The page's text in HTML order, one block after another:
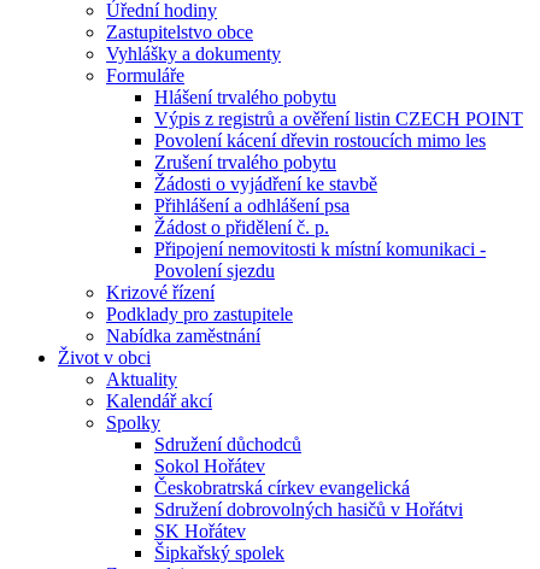
Úřední hodiny
Zastupitelstvo obce
Vyhlášky a dokumenty
Formuláře
Hlášení trvalého pobytu
Výpis z registrů a ověření listin CZECH POINT
Povolení kácení dřevin rostoucích mimo les
Zrušení trvalého pobytu
Žádosti o vyjádření ke stavbě
Přihlášení a odhlášení psa
Žádost o přidělení č. p.
Připojení nemovitosti k místní komunikaci -
Povolení sjezdu
Krizové řízení
Podklady pro zastupitele
Nabídka zaměstnání
Život v obci
Aktuality
Kalendář akcí
Spolky
Sdružení důchodců
Sokol Hořátev
Českobratrská církev evangelická
Sdružení dobrovolných hasičů v Hořátvi
SK Hořátev
Šipkařský spolek